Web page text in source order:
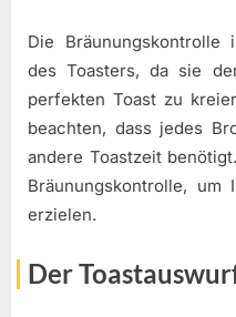
Die
des Toasters, da sie
perfekten Toast zu
beachten, dass jedes
andere Toastzeit
Bräunungskontrolle, um
erzielen.
Der